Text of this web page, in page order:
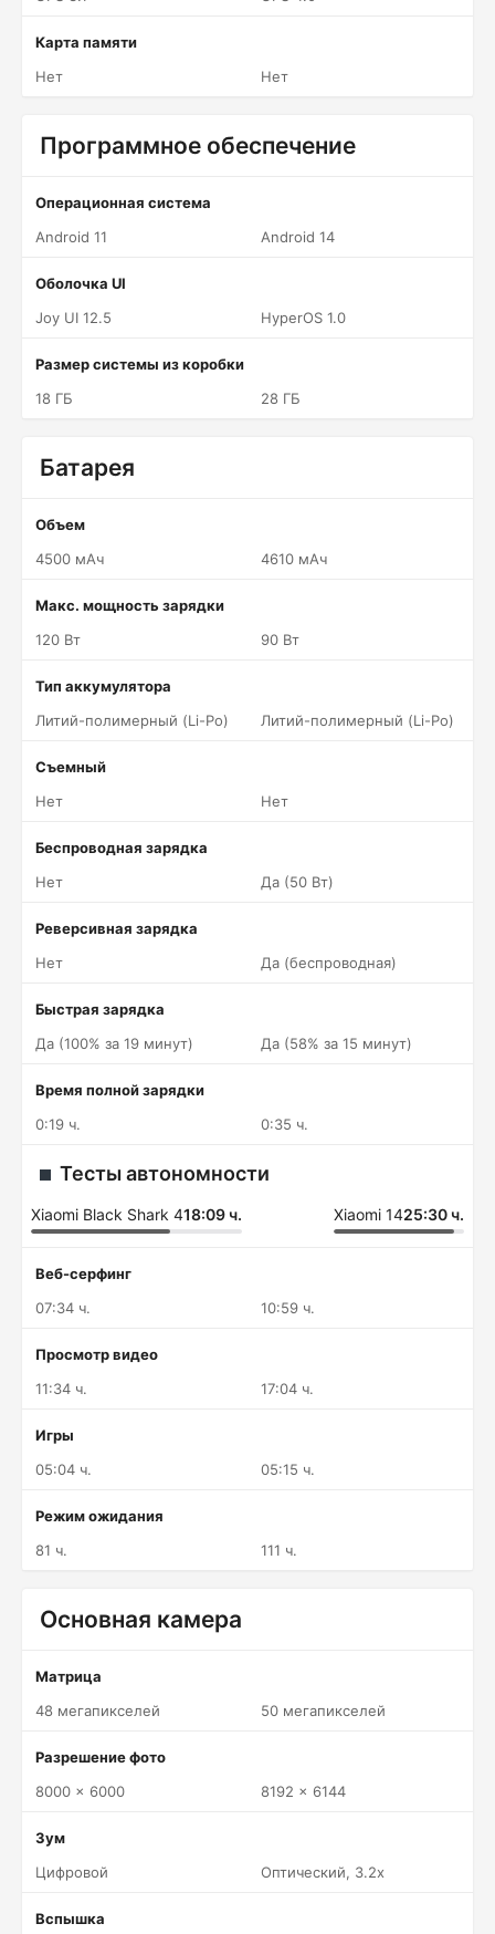
Карта памяти
Нет
Нет
Программное обеспечение
Операционная система
Android 11
Android 14
Оболочка UI
Joy UI 12.5
HyperOS 1.0
Размер системы из коробки
18 ГБ
28 ГБ
Батарея
Объем
4500 мАч
4610 мАч
Макс. мощность зарядки
120 Вт
90 Вт
Тип аккумулятора
Литий-полимерный (Li-Po)
Литий-полимерный (Li-Po)
Съемный
Нет
Нет
Беспроводная зарядка
Нет
Да (50 Вт)
Реверсивная зарядка
Нет
Да (беспроводная)
Быстрая зарядка
Да (100% за 19 минут)
Да (58% за 15 минут)
Время полной зарядки
0:19 ч.
0:35 ч.
Тесты автономности
Xiaomi Black Shark 418:09 ч. Xiaomi 1425:30 ч.
Веб-серфинг
07:34 ч.
10:59 ч.
Просмотр видео
11:34 ч.
17:04 ч.
Игры
05:04 ч.
05:15 ч.
Режим ожидания
81 ч.
111 ч.
Основная камера
Матрица
48 мегапикселей
50 мегапикселей
Разрешение фото
8000 x 6000
8192 x 6144
Зум
Цифровой
Оптический, 3.2x
Вспышка